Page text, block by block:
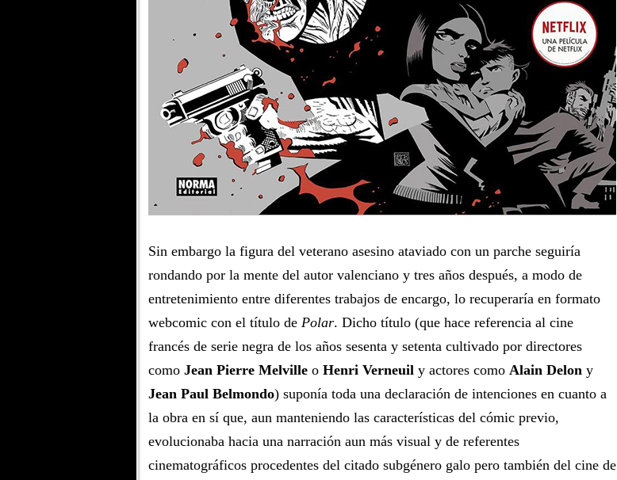
Sin embargo la figura del veterano asesino ataviado con un parche seguiría
rondando por la mente del autor valenciano y tres años después, a modo de
entretenimiento entre diferentes trabajos de encargo, lo recuperaría en formato
webcomic con el título de Polar. Dicho título (que hace referencia al cine
francés de serie negra de los años sesenta y setenta cultivado por directores
como Jean Pierre Melville o Henri Verneuil y actores como Alain Delon y
Jean Paul Belmondo) suponía toda una declaración de intenciones en cuanto a
la obra en sí que, aun manteniendo las características del cómic previo,
evolucionaba hacia una narración aun más visual y de referentes
cinematográficos procedentes del citado subgénero galo pero también del cine de